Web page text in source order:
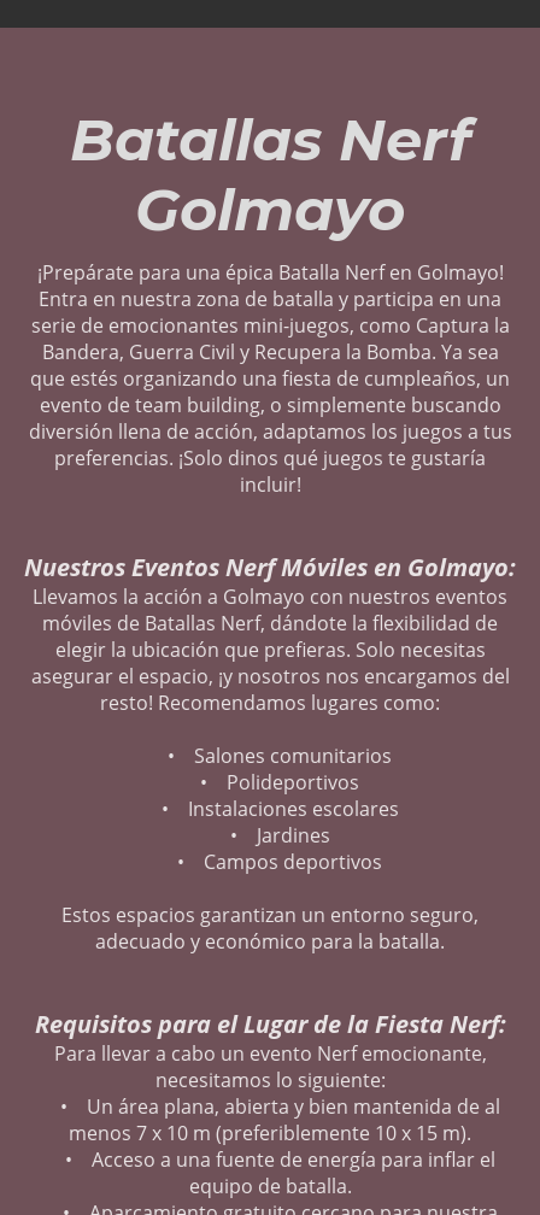
Batallas Nerf
Golmayo
¡Prepárate para una épica Batalla Nerf en Golmayo!
Entra en nuestra zona de batalla y participa en una
serie de emocionantes mini-juegos, como Captura la
Bandera, Guerra Civil y Recupera la Bomba. Ya sea
que estés organizando una fiesta de cumpleaños, un
evento de team building, o simplemente buscando
diversión llena de acción, adaptamos los juegos a tus
preferencias. ¡Solo dinos qué juegos te gustaría
incluir!
Nuestros Eventos Nerf Móviles en Golmayo:
Llevamos la acción a Golmayo con nuestros eventos
móviles de Batallas Nerf, dándote la flexibilidad de
elegir la ubicación que prefieras. Solo necesitas
asegurar el espacio, ¡y nosotros nos encargamos del
resto! Recomendamos lugares como:
• Salones comunitarios
• Polideportivos
• Instalaciones escolares
• Jardines
• Campos deportivos
Estos espacios garantizan un entorno seguro,
adecuado y económico para la batalla.
Requisitos para el Lugar de la Fiesta Nerf:
Para llevar a cabo un evento Nerf emocionante,
necesitamos lo siguiente:
• Un área plana, abierta y bien mantenida de al
menos 7 x 10 m (preferiblemente 10 x 15 m).
• Acceso a una fuente de energía para inflar el
equipo de batalla.